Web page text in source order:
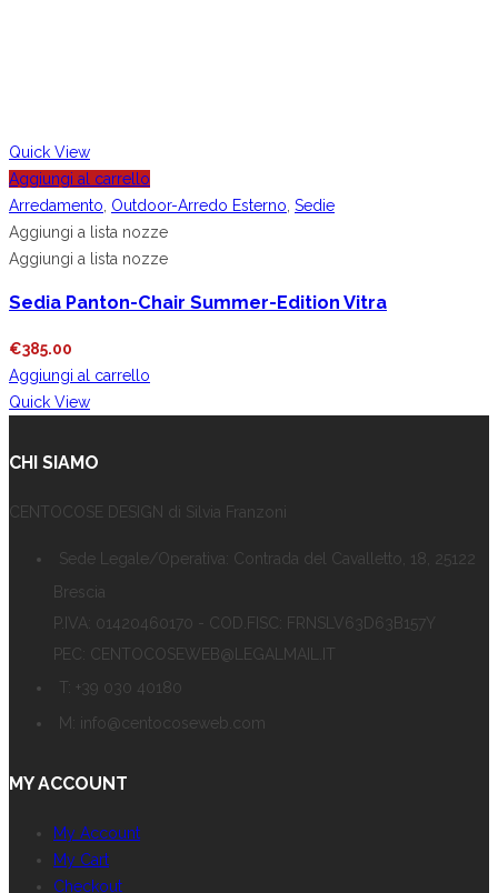
Quick View
Aggiungi al carrello
Arredamento Outdoor-Arredo Esterno Sedie
Aggiungi a lista nozze
Aggiungi a lista nozze
Sedia Panton-Chair Summer-Edition Vitra
€385.00
Aggiungi al carrello
Quick View
CHI SIAMO
CENTOCOSE DESIGN di Silvia Franzoni
Sede Legale/Operativa: Contrada del Cavalletto, 18, 25122
Brescia
P.IVA: 01420460170 - COD.FISC: FRNSLV63D63B157Y
PEC: CENTOCOSEWEB@LEGALMAIL.IT
T: +39 030 40180
M: info@centocoseweb.com
MY ACCOUNT
My Account
My Cart
Checkout